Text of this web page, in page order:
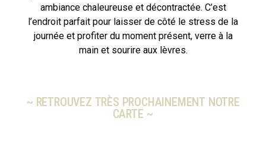
ambiance chaleureuse et décontractée. C’est
l’endroit parfait pour laisser de côté le stress de la
journée et profiter du moment présent, verre à la
main et sourire aux lèvres.
~ RETROUVEZ TRÈS PROCHAINEMENT NOTRE
CARTE ~